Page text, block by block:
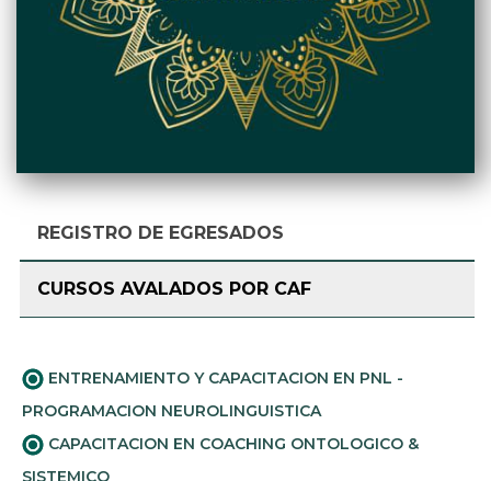
REGISTRO DE EGRESADOS
CURSOS AVALADOS POR CAF
ENTRENAMIENTO Y CAPACITACION EN PNL -
PROGRAMACION NEUROLINGUISTICA
CAPACITACION EN COACHING ONTOLOGICO &
SISTEMICO